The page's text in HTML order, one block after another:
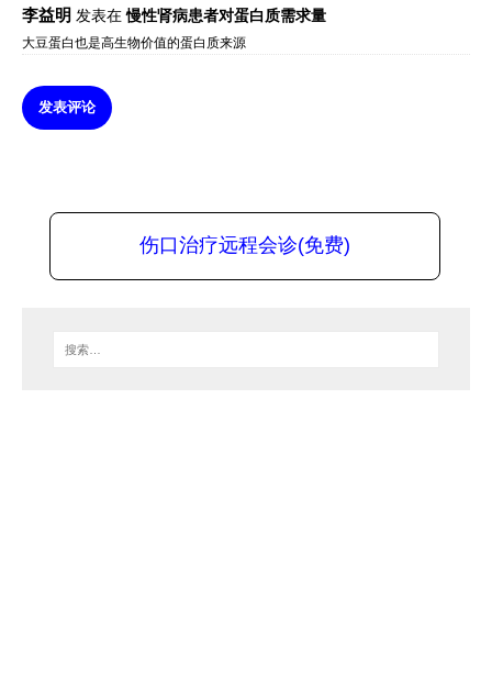
李益明 发表在慢性肾病患者对蛋白质需求量
大豆蛋白也是高生物价值的蛋白质来源
发表评论
伤口治疗远程会诊(免费)